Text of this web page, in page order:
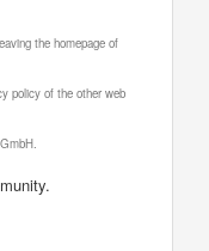
the homepage of
policy of the other web